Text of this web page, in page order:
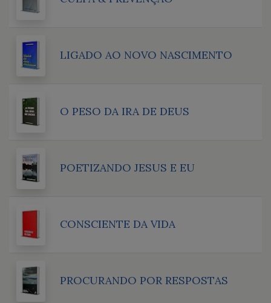
LIGADO AO NOVO NASCIMENTO
O PESO DA IRA DE DEUS
POETIZANDO JESUS E EU
CONSCIENTE DA VIDA
PROCURANDO POR RESPOSTAS